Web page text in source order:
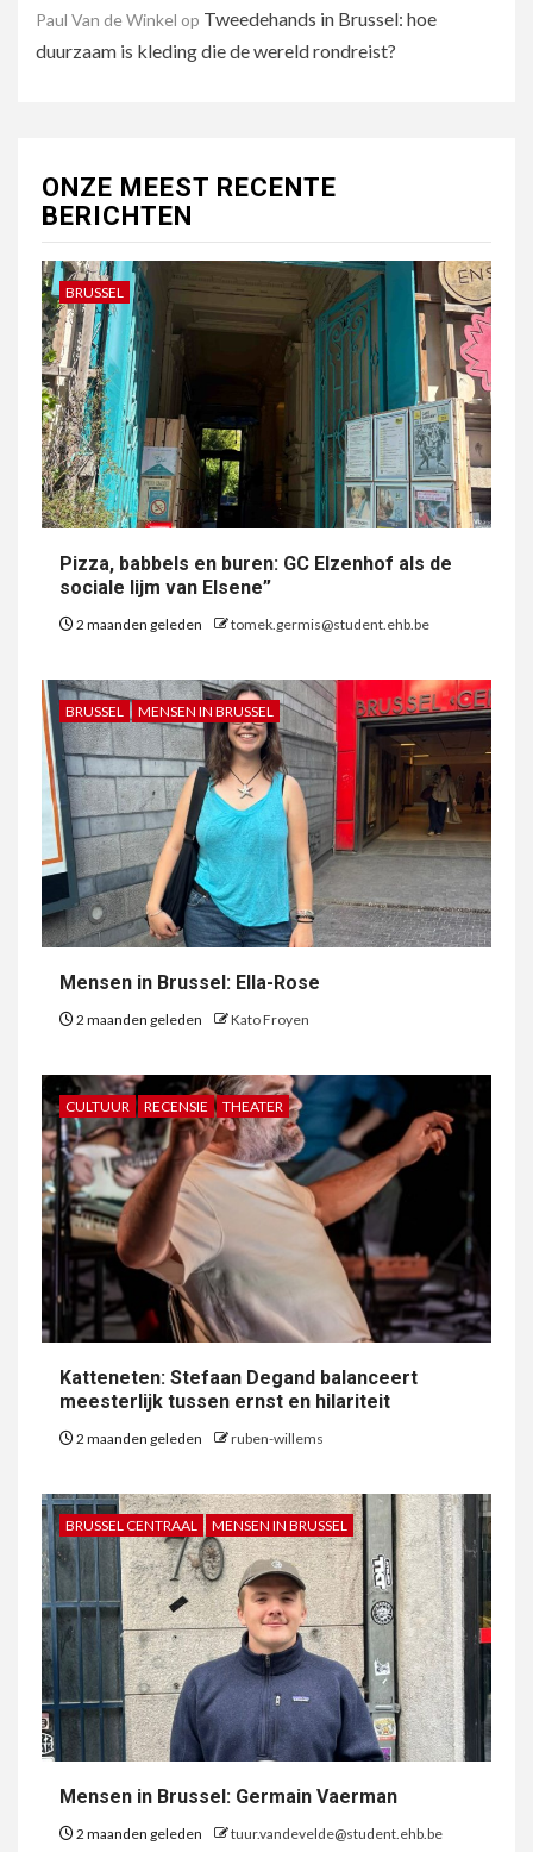
Paul Van de Winkel op Tweedehands in Brussel: hoe
duurzaam is kleding die de wereld rondreist?
ONZE MEEST RECENTE
BERICHTEN
BRUSSEL
Pizza, babbels en buren: GC Elzenhof als de
sociale lijm van Elsene”
2 maanden geleden tomek.germis@student.ehb.be
BRUSSEL MENSEN IN BRUSSEL
Mensen in Brussel: Ella-Rose
2 maanden geleden Kato Froyen
CULTUUR RECENSIE THEATER
Katteneten: Stefaan Degand balanceert
meesterlijk tussen ernst en hilariteit
2 maanden geleden ruben-willems
BRUSSEL CENTRAAL MENSEN IN BRUSSEL
Mensen in Brussel: Germain Vaerman
2 maanden geleden tuur.vandevelde@student.ehb.be